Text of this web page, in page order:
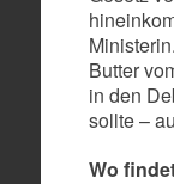
Butter
in den
sollte –
Wo